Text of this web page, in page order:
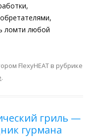
ломти любой
FlexyHEAT в рубрике
.
гриль —
гурмана